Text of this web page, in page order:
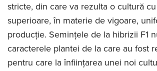
stricte, din care va rezulta o cultură
superioare, în materie de vigoare,
producție. Semințele de la hibrizii F1
caracterele plantei de la care au fost
pentru care la înființarea unei noi